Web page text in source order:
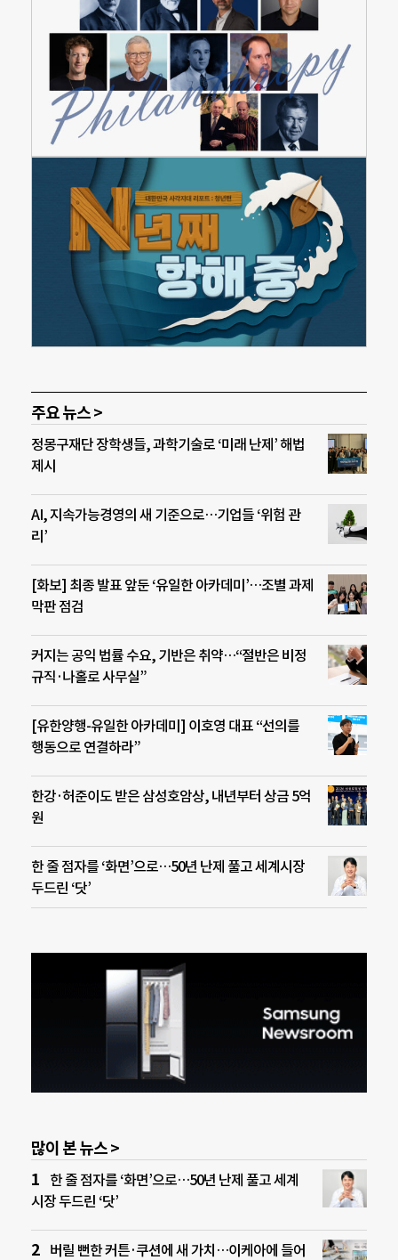
주요 뉴스 >
정몽구재단 장학생들, 과학기술로 ‘미래 난제’ 해법
제시
AI, 지속가능경영의 새 기준으로…기업들 ‘위험 관
리’
[화보] 최종 발표 앞둔 ‘유일한 아카데미’…조별 과제
막판 점검
커지는 공익 법률 수요, 기반은 취약…“절반은 비정
규직·나홀로 사무실”
[유한양행-유일한 아카데미] 이호영 대표 “선의를
행동으로 연결하라”
한강·허준이도 받은 삼성호암상, 내년부터 상금 5억
원
한 줄 점자를 ‘화면’으로…50년 난제 풀고 세계시장
두드린 ‘닷’
많이 본 뉴스 >
한 줄 점자를 ‘화면’으로…50년 난제 풀고 세계
시장 두드린 ‘닷’
버릴 뻔한 커튼·쿠션에 새 가치…이케아에 들어